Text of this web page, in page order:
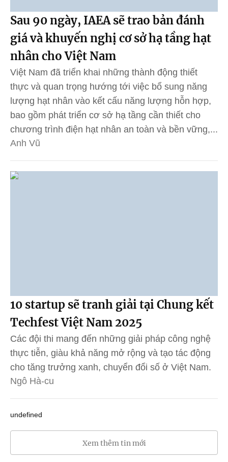
Sau 90 ngày, IAEA sẽ trao bản đánh
giá và khuyến nghị cơ sở hạ tầng hạt
nhân cho Việt Nam
Việt Nam đã triển khai những thành động thiết
thực và quan trọng hướng tới việc bổ sung năng
lượng hạt nhân vào kết cấu năng lượng hỗn hợp,
bao gồm phát triển cơ sở hạ tầng cần thiết cho
chương trình điện hạt nhân an toàn và bền vững,...
Anh Vũ
10 startup sẽ tranh giải tại Chung kết
Techfest Việt Nam 2025
Các đội thi mang đến những giải pháp công nghệ
thực tiễn, giàu khả năng mở rộng và tạo tác động
cho tăng trưởng xanh, chuyển đổi số ở Việt Nam.
Ngô Hà-cu
undefined
Xem thêm tin mới